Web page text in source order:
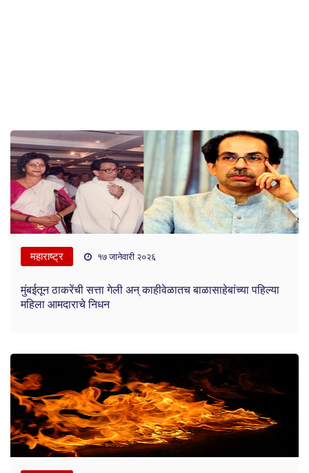
महाराष्ट्र १७ जानेवारी २०२६
मुंबईतून ठाकरेंची सत्ता गेली अन् काहीवेळातच बाळासाहेबांच्या पहिल्या
महिला आमदाराचे निधन